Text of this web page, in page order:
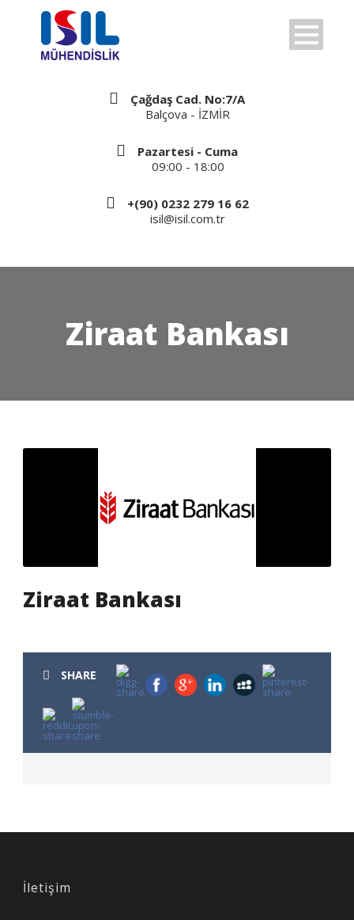
Çağdaş Cad. No:7/A
Balçova - İZMİR
Pazartesi - Cuma
09:00 - 18:00
+(90) 0232 279 16 62
isil@isil.com.tr
Ziraat Bankası
Ziraat Bankası
SHARE
İletişim